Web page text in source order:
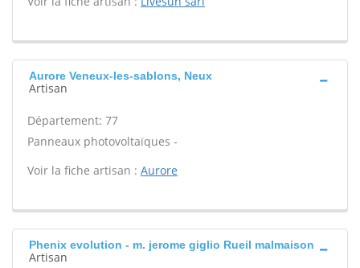
Aurore Veneux-les-sablons, Neux
Artisan
Département: 77
Panneaux photovoltaïques -
Voir la fiche artisan : Aurore
Phenix evolution - m. jerome giglio Rueil malmaison
Artisan